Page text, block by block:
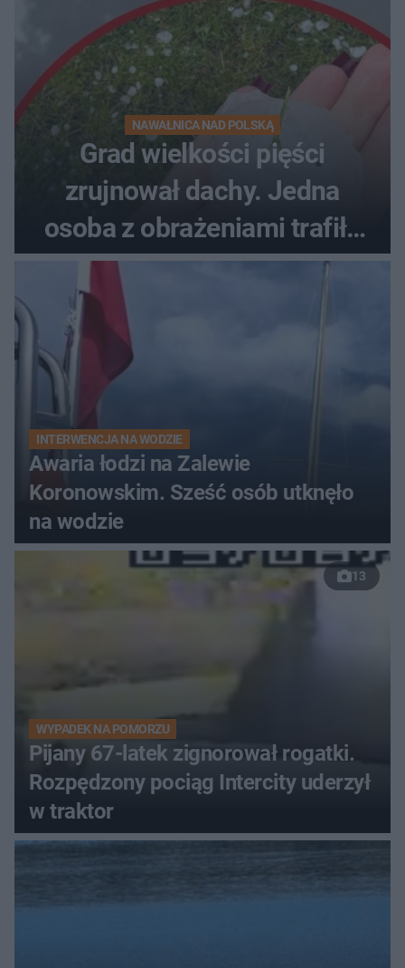
NAWAŁNICA NAD POLSKĄ
Grad wielkości pięści
zrujnował dachy. Jedna
osoba z obrażeniami trafiła
do szpitala
INTERWENCJA NA WODZIE
Awaria łodzi na Zalewie
Koronowskim. Sześć osób utknęło
na wodzie
13
WYPADEK NA POMORZU
Pijany 67-latek zignorował rogatki.
Rozpędzony pociąg Intercity uderzył
w traktor